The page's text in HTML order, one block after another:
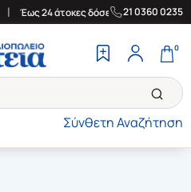
Έως 24 άτοκες δόσεις |
21 0360 0235
Σύνθετη Αναζήτηση
0